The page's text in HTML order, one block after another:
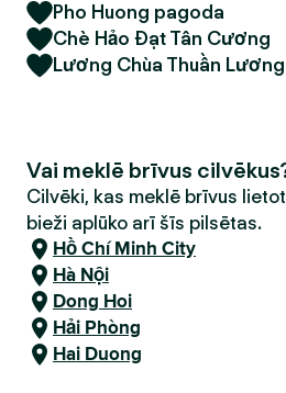
Pho Huong pagoda
Chè Hảo Đạt Tân Cương
Lương Chùa Thuần Lương
Vai meklē brīvus
Cilvēki, kas meklē brīvus
bieži aplūko arī šīs pilsētas.
Hồ Chí Minh City
Hà Nội
Dong Hoi
Hải Phòng
Hai Duong